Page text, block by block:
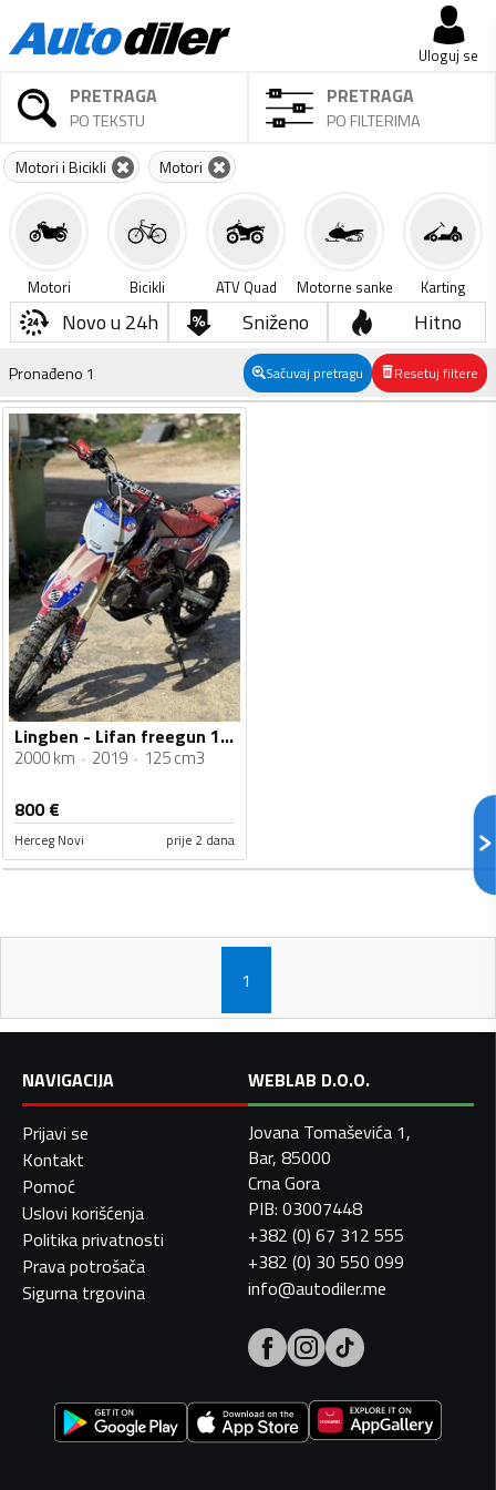
Uloguj se
PRETRAGA
PO TEKSTU
PRETRAGA
PO FILTERIMA
Motori i Bicikli Motori
Motori Bicikli ATV Quad Motorne sanke Karting
Novo u 24h Sniženo Hitno
Pronađeno 1 Sačuvaj pretragu Resetuj filtere
Lingben - Lifan freegun 125cc
2000 km 2019 125 cm3
800€
Herceg Novi prije 2 dana
1
NAVIGACIJA
Prijavi se
Kontakt
Pomoć
Uslovi korišćenja
Politika privatnosti
Prava potrošača
Sigurna trgovina
WEBLAB D.O.O.
Jovana Tomaševića 1,
Bar, 85000
Crna Gora
PIB: 03007448
+382 (0) 67 312 555
+382 (0) 30 550 099
info@autodiler.me